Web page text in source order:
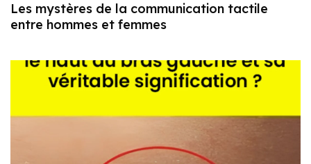
Les mystères de la communication tactile
entre hommes et femmes